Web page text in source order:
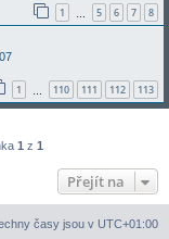
1 5 6 7 8
1 110 111 112 113
1 z 1
Přejít na
časy jsou v UTC+01:00